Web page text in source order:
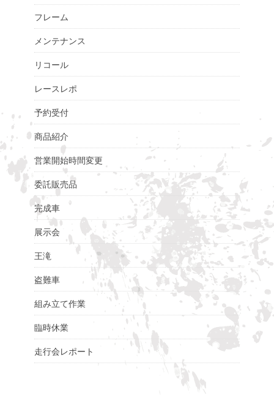
フレーム
メンテナンス
リコール
レースレポ
予約受付
商品紹介
営業開始時間変更
委託販売品
完成車
展示会
王滝
盗難車
組み立て作業
臨時休業
走行会レポート